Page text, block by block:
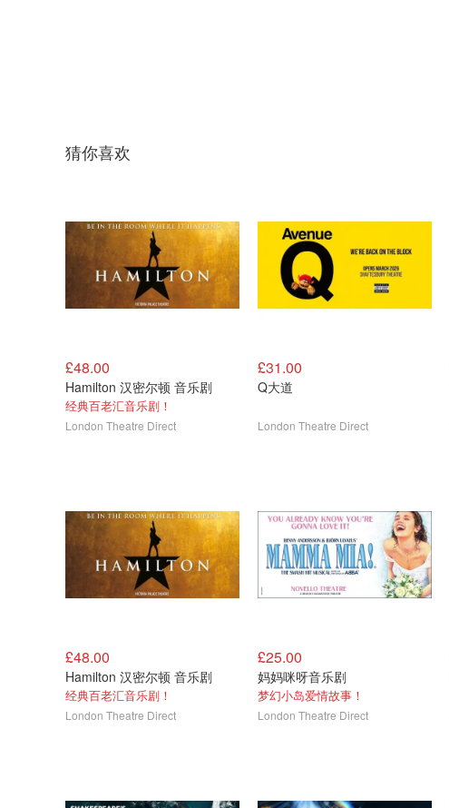
猜你喜欢
£48.00
Hamilton 汉密尔顿 音乐剧
经典百老汇音乐剧！
London Theatre Direct
£31.00
Q大道
London Theatre Direct
£48.00
Hamilton 汉密尔顿 音乐剧
经典百老汇音乐剧！
London Theatre Direct
£25.00
妈妈咪呀音乐剧
梦幻小岛爱情故事！
London Theatre Direct